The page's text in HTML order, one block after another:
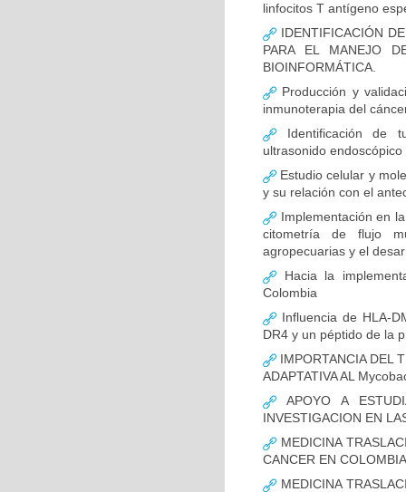
linfocitos T antígeno
IDENTIFICACIÓN
PARA EL MANEJO
BIOINFORMÁTICA.
Producción y
inmunoterapia del
Identificación de
ultrasonido endoscópico
Estudio celular y
y su relación con el
Implementación en
citometría de flujo
agropecuarias y el
Hacia la
Colombia
Influencia de HLA-
DR4 y un péptido de la
IMPORTANCIA DEL
ADAPTATIVA AL
APOYO A
INVESTIGACION EN
MEDICINA
CANCER EN COLOMBIA
MEDICINA